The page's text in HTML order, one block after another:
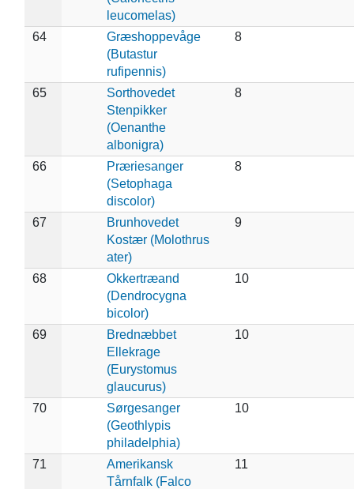
leucomelas)
64
Græshoppevåge
(Butastur
rufipennis)
8
65
Sorthovedet
Stenpikker
(Oenanthe
albonigra)
8
66
Præriesanger
(Setophaga
discolor)
8
67
Brunhovedet
Kostær (Molothrus
ater)
9
68
Okkertræand
(Dendrocygna
bicolor)
10
69
Brednæbbet
Ellekrage
(Eurystomus
glaucurus)
10
70
Sørgesanger
(Geothlypis
philadelphia)
10
71
Amerikansk
Tårnfalk (Falco
11